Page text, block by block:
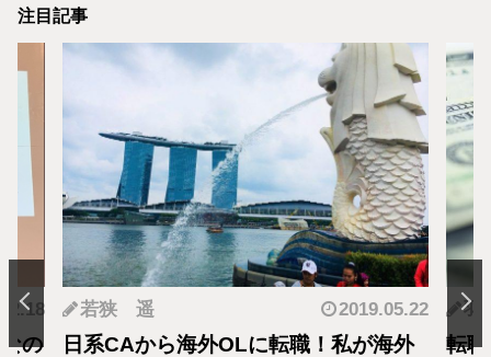
注目記事
海外OLに転職！私が海外
羽蘭
転職・社会人経験あ